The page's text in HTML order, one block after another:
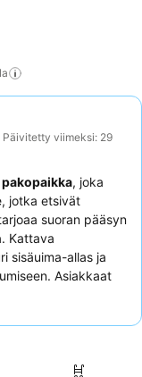
viimeksi: 29
, joka
jotka etsivät
suoran pääsyn
Kattava
sisäuima-allas ja
Asiakkaat